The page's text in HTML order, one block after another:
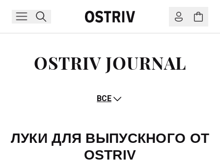
OSTRIV JOURNAL
ВСЕ
ЛУКИ ДЛЯ ВЫПУСКНОГО ОТ
OSTRIV